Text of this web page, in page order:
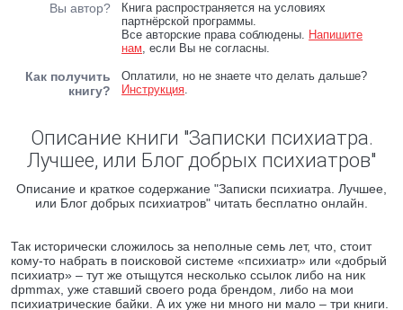
Вы автор?
Книга распространяется на условиях
партнёрской программы.
Все авторские права соблюдены. Напишите
нам, если Вы не согласны.
Как получить
книгу?
Оплатили, но не знаете что делать дальше?
Инструкция.
Описание книги "Записки психиатра.
Лучшее, или Блог добрых психиатров"
Описание и краткое содержание "Записки психиатра. Лучшее,
или Блог добрых психиатров" читать бесплатно онлайн.
Так исторически сложилось за неполные семь лет, что, стоит
кому-то набрать в поисковой системе «психиатр» или «добрый
психиатр» – тут же отыщутся несколько ссылок либо на ник
dpmmax, уже ставший своего рода брендом, либо на мои
психиатрические байки. А их уже ни много ни мало – три книги.